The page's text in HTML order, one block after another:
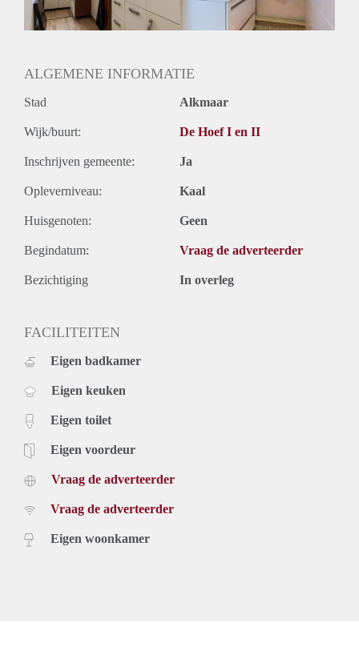
ALGEMENE INFORMATIE
Stad Alkmaar
Wijk/buurt: De Hoef I en II
Inschrijven gemeente: Ja
Opleverniveau: Kaal
Huisgenoten: Geen
Begindatum: Vraag de adverteerder
Bezichtiging In overleg
FACILITEITEN
Eigen badkamer
Eigen keuken
Eigen toilet
Eigen voordeur
Vraag de adverteerder
Vraag de adverteerder
Eigen woonkamer